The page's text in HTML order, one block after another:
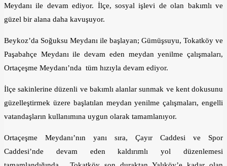
Meydanı ile devam ediyor. İlçe, sosyal işlevi de olan bakımlı ve
güzel bir alana daha kavuşuyor.
Beykoz’da Soğuksu Meydanı ile başlayan; Gümüşsuyu, Tokatköy ve
Paşabahçe Meydanı ile devam eden meydan yenilme çalışmaları,
Ortaçeşme Meydanı’nda tüm hızıyla devam ediyor.
İlçe sakinlerine düzenli ve bakımlı alanlar sunmak ve kent dokusunu
güzelleştirmek üzere başlatılan meydan yenilme çalışmaları, engelli
vatandaşların kullanımına uygun olarak tamamlanıyor.
Ortaçeşme Meydanı’nın yanı sıra, Çayır Caddesi ve Spor
Caddesi’nde devam eden kaldırımlı yol düzenlemesi